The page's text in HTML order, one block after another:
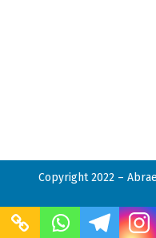
Copyright 2022 –